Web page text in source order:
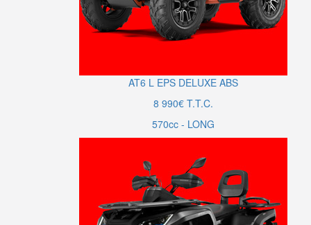
AT6 L EPS DELUXE ABS
8 990€ T.T.C.
570cc - LONG